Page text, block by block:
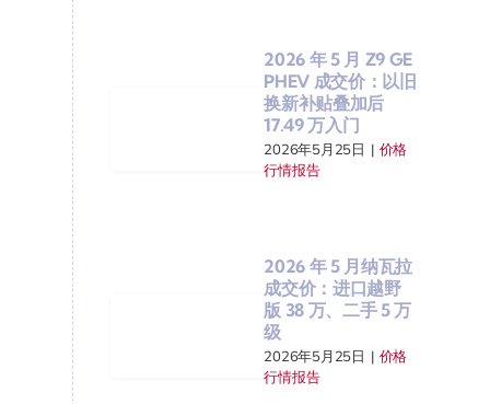
2026 年 5 月 Z9 GE
PHEV 成交价：以旧
换新补贴叠加后
17.49 万入门
2026年5月25日 | 价格
行情报告
2026 年 5 月纳瓦拉
成交价：进口越野
版 38 万、二手 5 万
级
2026年5月25日 | 价格
行情报告